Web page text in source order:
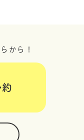
から！